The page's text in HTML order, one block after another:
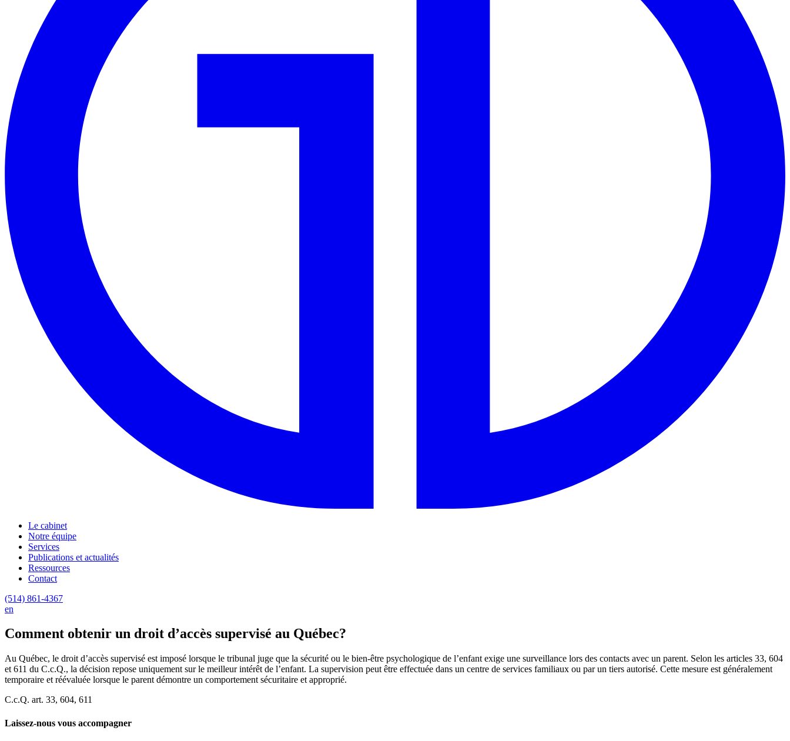
Le cabinet
Notre équipe
Services
Publications et actualités
Ressources
Contact
(514) 861-4367
en
Comment obtenir un droit d’accès supervisé au Québec?
Au Québec, le droit d’accès supervisé est imposé lorsque le tribunal juge que la sécurité ou le bien-être psychologique de l’enfant exige une surveillance lors des contacts avec un parent. Selon les articles 33, 604
et 611 du C.c.Q., la décision repose uniquement sur le meilleur intérêt de l’enfant. La supervision peut être effectuée dans un centre de services familiaux ou par un tiers autorisé. Cette mesure est généralement
temporaire et réévaluée lorsque le parent démontre un comportement sécuritaire et approprié.
C.c.Q. art. 33, 604, 611
Laissez-nous vous accompagner